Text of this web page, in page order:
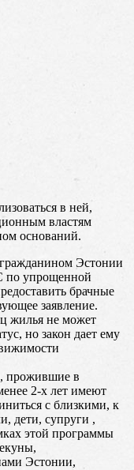
в ней,
властям
оснований.
Эстонии
по упрощенной
брачные
заявление.
жилья не может
но закон дает ему
прожившие в
2-х лет имеют
с близкими, к
дети, супруги ,
этой программы
Эстонии,